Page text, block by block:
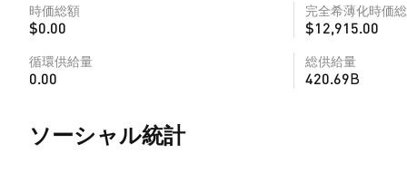
時価総額
$0.00
完全希薄化時価
$12,915.00
循環供給量
0.00
総供給量
420.69B
ソーシャル統計